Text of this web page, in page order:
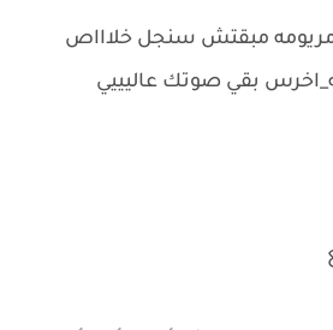
مريومه مبقتش سنجل خلاااص
بقي صوتك عاليييي